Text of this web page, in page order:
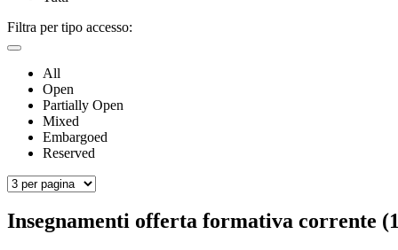
Filtra per tipo accesso:
All
Open
Partially Open
Mixed
Embargoed
Reserved
Insegnamenti offerta formativa corrente